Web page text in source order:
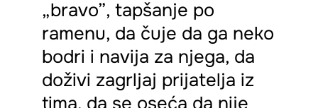
„bravo”, tapšanje po
ramenu, da čuje da ga neko
bodri i navija za njega, da
doživi zagrljaj prijatelja iz
tima, da se oseća da nije